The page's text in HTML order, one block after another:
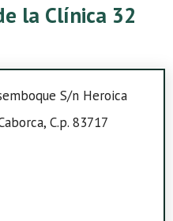
la Clínica 32
S/n Heroica
C.p. 83717